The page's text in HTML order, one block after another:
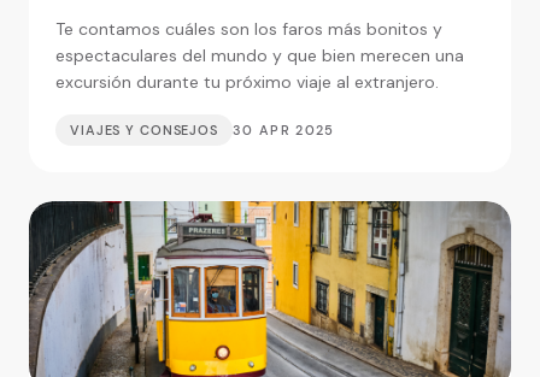
Te contamos cuáles son los faros más bonitos y
espectaculares del mundo y que bien merecen una
excursión durante tu próximo viaje al extranjero.
VIAJES Y CONSEJOS 30 APR 2025